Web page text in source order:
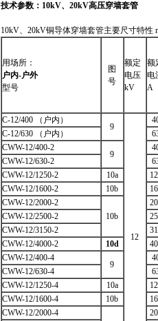
技术参数：10kV、20kV高压穿墙套管
10kV、20kV铜导体穿墙套管主要尺寸特性
用场所：
户内-户外
型号
图
号
额定
电压
kV
额
电
A
C-12/400 （户内）
9
12
C-12/630 （户内）
CWW-12/400-2
9
CWW-12/630-2
CWW-12/1250-2
10a
CWW-12/1600-2
10b
CWW-12/2000-2
10b
CWW-12/2500-2
CWW-12/3150-2
CWW-12/4000-2
10d
CWW-12/400-4
9
CWW-12/630-4
CWW-12/1250-4
10a
CWW-12/1600-4
10b
CWW-12/2000-4